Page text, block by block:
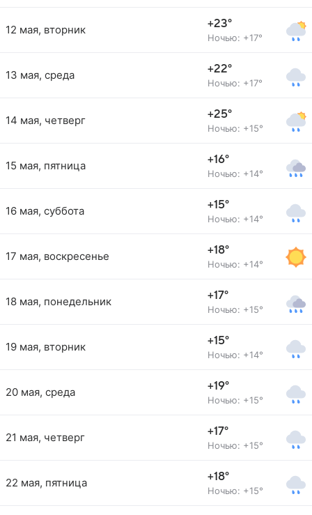
12 мая, вторник +23°
Ночью: +17°
13 мая, среда +22°
Ночью: +17°
14 мая, четверг +25°
Ночью: +15°
15 мая, пятница +16°
Ночью: +14°
16 мая, суббота +15°
Ночью: +14°
17 мая, воскресенье +18°
Ночью: +14°
18 мая, понедельник +17°
Ночью: +15°
19 мая, вторник +15°
Ночью: +14°
20 мая, среда +19°
Ночью: +15°
21 мая, четверг +17°
Ночью: +15°
22 мая, пятница +18°
Ночью: +15°